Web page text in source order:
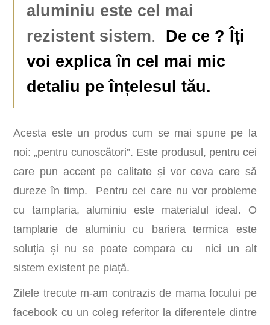
aluminiu este cel mai
rezistent sistem. De ce ? Îți
voi explica în cel mai mic
detaliu pe înțelesul tău.
Acesta este un produs cum se mai spune pe la
noi: „pentru cunoscători”. Este produsul, pentru cei
care pun accent pe calitate și vor ceva care să
dureze în timp. Pentru cei care nu vor probleme
cu tamplaria, aluminiu este materialul ideal. O
tamplarie de aluminiu cu bariera termica este
soluția și nu se poate compara cu nici un alt
sistem existent pe piață.
Zilele trecute m-am contrazis de mama focului pe
facebook cu un coleg referitor la diferențele dintre